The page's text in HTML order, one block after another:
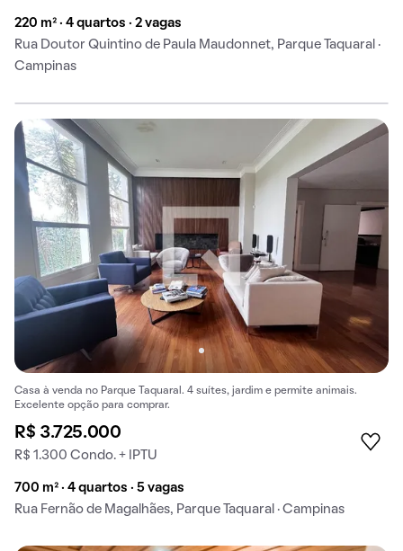
220 m² · 4 quartos · 2 vagas
Rua Doutor Quintino de Paula Maudonnet, Parque Taquaral ·
Campinas
Casa à venda no Parque Taquaral. 4 suítes, jardim e permite animais.
Excelente opção para comprar.
R$ 3.725.000
R$ 1.300 Condo. + IPTU
700 m² · 4 quartos · 5 vagas
Rua Fernão de Magalhães, Parque Taquaral · Campinas